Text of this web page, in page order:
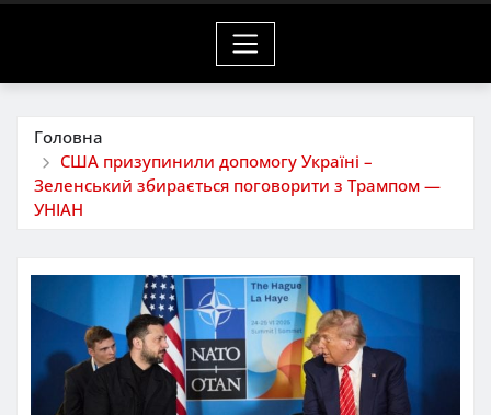
Головна
США призупинили допомогу Україні –
Зеленський збирається поговорити з Трампом —
УНІАН